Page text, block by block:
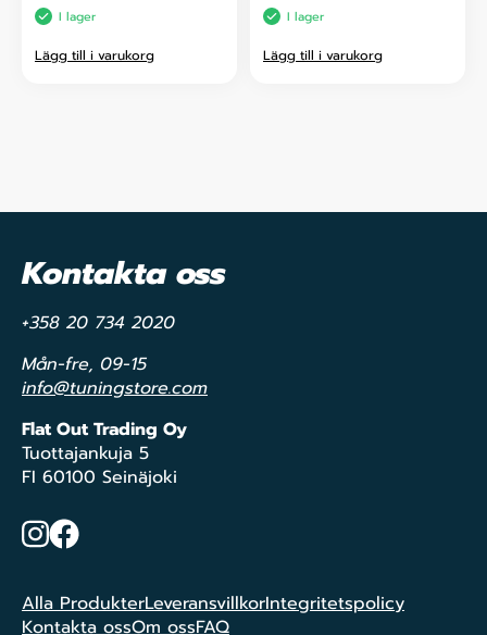
I lager
Lägg till i varukorg
I lager
Lägg till i varukorg
Kontakta oss
+358 20 734 2020
Mån-fre, 09-15
info@tuningstore.com
Flat Out Trading Oy
Tuottajankuja 5
FI 60100 Seinäjoki
Instagram
Facebook
Alla ProdukterLeveransvillkorIntegritetspolicy
Kontakta ossOm ossFAQ